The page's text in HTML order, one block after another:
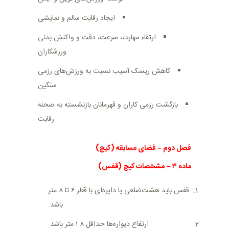
ایجاد رقابت سالم و نمایشی
ارتقاء مهارت، سرعت، دقت و واکنش بدنی
ورزشکاران
کاهش ریسک آسیب نسبت به ورزش‌های رزمی
سنگین
بازگشت رزمی کاران و قهرمانان بازنشسته به صحنه
رقابت
فصل دوم–فضای مسابقه (کیچ)
ماده ۳–مشخصات کیچ (قفس)
قفس باید هشت‌ضلعی یا دایره‌ای با قطر ۶ تا ۸ متر
باشد.
ارتفاع دیواره‌ها حداقل ۱.۸ متر باشد
.